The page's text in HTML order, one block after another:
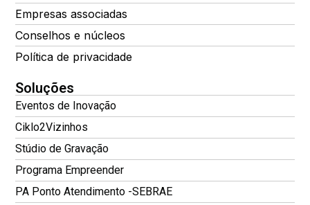
Empresas associadas
Conselhos e núcleos
Política de privacidade
Soluções
Eventos de Inovação
Ciklo2Vizinhos
Stúdio de Gravação
Programa Empreender
PA Ponto Atendimento -SEBRAE